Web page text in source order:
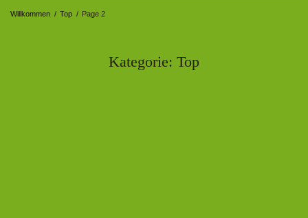
Willkommen / Top / Page 2
Kategorie: Top